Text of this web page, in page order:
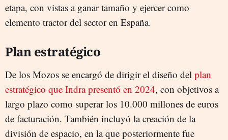
etapa, con vistas a ganar tamaño y ejercer como
elemento tractor del sector en España.
Plan estratégico
De los Mozos se encargó de dirigir el diseño del plan
estratégico que Indra presentó en 2024, con objetivos a
largo plazo como superar los 10.000 millones de euros
de facturación. También incluyó la creación de la
división de espacio, en la que posteriormente fue